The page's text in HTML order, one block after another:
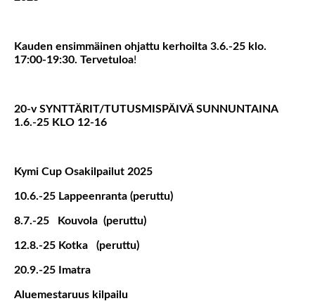
Kauden ensimmäinen ohjattu kerhoilta 3.6.-25 klo.
17:00-19:30. Tervetuloa!
20-v SYNTTÄRIT/TUTUSMISPÄIVÄ SUNNUNTAINA
1.6.-25 KLO 12-16
Kymi Cup Osakilpailut 2025
10.6.-25 Lappeenranta (peruttu)
8.7.-25 Kouvola (peruttu)
12.8.-25 Kotka (peruttu)
20.9.-25 Imatra
Aluemestaruus kilpailu